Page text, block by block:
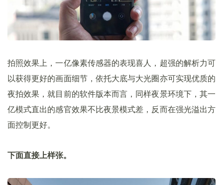
拍照效果上，一亿像素传感器的表现喜人，超强的解析力可
以获得更好的画面细节，依托大底与大光圈亦可实现优质的
夜拍效果，就目前的软件版本而言，同样夜景环境下，其一
亿模式直出的感官效果不比夜景模式差，反而在强光溢出方
面控制更好。
下面直接上样张。